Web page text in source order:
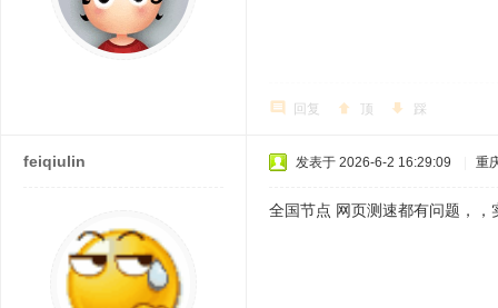
回复 顶 踩
feiqiulin 发表于 2026-6-2 16:29:09 重
全国节点 网页测速都有问题，